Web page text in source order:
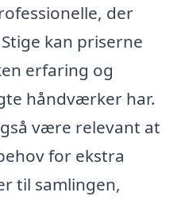
der
kan priserne
erfaring og
håndværker har.
være relevant at
for ekstra
til samlingen,